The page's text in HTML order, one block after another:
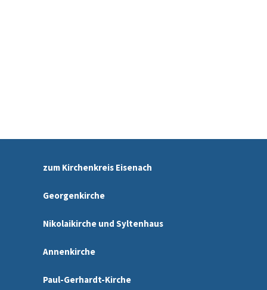
zum Kirchenkreis Eisenach
Georgenkirche
Nikolaikirche und Syltenhaus
Annenkirche
Paul-Gerhardt-Kirche